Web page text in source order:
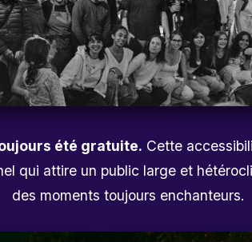
été gratuite. Cette
qui attire un public large et
des moments toujours enchanteurs.